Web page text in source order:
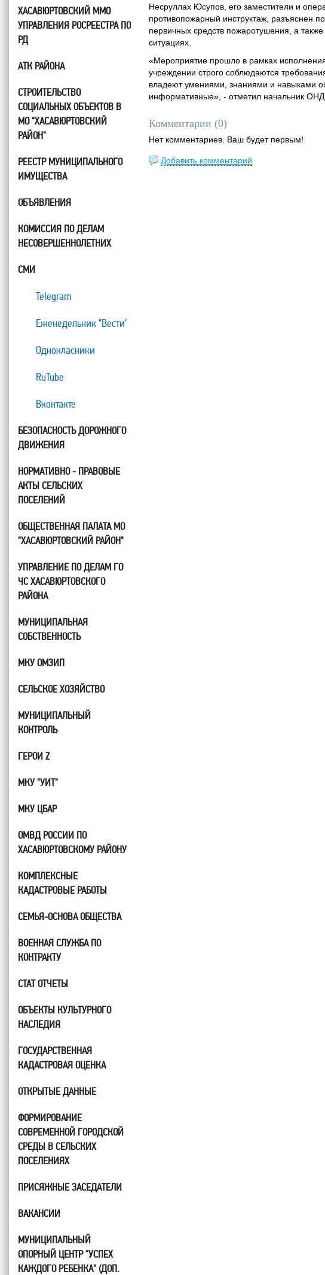
Несруллах Юсупов, его заместители и
противопожарный инструктаж, разъяснен
первичных средств пожаротушения, а
ситуациях.
«Мероприятие прошло в рамках
учреждении строго соблюдаются
владеют умениями, знаниями и навыками
информативные», - отметил начальник
Комментарии (0)
Нет комментариев. Ваш будет первым!
Добавить комментарий
ХАСАВЮРТОВСКИЙ ММО
УПРАВЛЕНИЯ РОСРЕЕСТРА ПО
РД
АТК РАЙОНА
СТРОИТЕЛЬСТВО
СОЦИАЛЬНЫХ ОБЪЕКТОВ В
МО "ХАСАВЮРТОВСКИЙ
РАЙОН"
РЕЕСТР МУНИЦИПАЛЬНОГО
ИМУЩЕСТВА
ОБЪЯВЛЕНИЯ
КОМИССИЯ ПО ДЕЛАМ
НЕСОВЕРШЕННОЛЕТНИХ
СМИ
Telegram
Еженедельник "Вести"
Однокласники
RuTube
Вконтакте
БЕЗОПАСНОСТЬ ДОРОЖНОГО
ДВИЖЕНИЯ
НОРМАТИВНО - ПРАВОВЫЕ
АКТЫ СЕЛЬСКИХ
ПОСЕЛЕНИЙ
ОБЩЕСТВЕННАЯ ПАЛАТА МО
"ХАСАВЮРТОВСКИЙ РАЙОН"
УПРАВЛЕНИЕ ПО ДЕЛАМ ГО
ЧС ХАСАВЮРТОВСКОГО
РАЙОНА
МУНИЦИПАЛЬНАЯ
СОБСТВЕННОСТЬ
МКУ ОМЗИП
СЕЛЬСКОЕ ХОЗЯЙСТВО
МУНИЦИПАЛЬНЫЙ
КОНТРОЛЬ
ГЕРОИ Z
МКУ "УИТ"
МКУ ЦБАР
ОМВД РОССИИ ПО
ХАСАВЮРТОВСКОМУ РАЙОНУ
КОМПЛЕКСНЫЕ
КАДАСТРОВЫЕ РАБОТЫ
СЕМЬЯ-ОСНОВА ОБЩЕСТВА
ВОЕННАЯ СЛУЖБА ПО
КОНТРАКТУ
СТАТ ОТЧЕТЫ
ОБЪЕКТЫ КУЛЬТУРНОГО
НАСЛЕДИЯ
ГОСУДАРСТВЕННАЯ
КАДАСТРОВАЯ ОЦЕНКА
ОТКРЫТЫЕ ДАННЫЕ
ФОРМИРОВАНИЕ
СОВРЕМЕННОЙ ГОРОДСКОЙ
СРЕДЫ В СЕЛЬСКИХ
ПОСЕЛЕНИЯХ
ПРИСЯЖНЫЕ ЗАСЕДАТЕЛИ
ВАКАНСИИ
МУНИЦИПАЛЬНЫЙ
ОПОРНЫЙ ЦЕНТР "УСПЕХ
КАЖДОГО РЕБЕНКА" (ДОП.